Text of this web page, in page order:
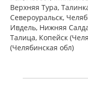
Верхняя Тура,
Североуральск,
Ивдель, Нижняя
Талица, Копейск
(Челябинская обл)